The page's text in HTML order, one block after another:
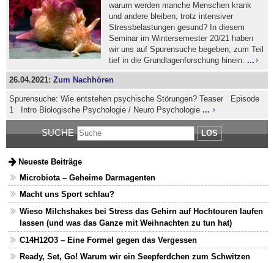
warum werden manche Menschen krank
und andere bleiben, trotz intensiver
Stressbelastungen gesund? In diesem
Seminar im Wintersemester 20/21 haben
wir uns auf Spurensuche begeben, zum Teil
tief in die Grundlagenforschung hinein. ...
26.04.2021:Zum Nachhören
Spurensuche: Wie entstehen psychische Störungen? Teaser Episode
1 Intro Biologische Psychologie / Neuro Psychologie...
SUCHE LOS
Neueste Beiträge
Microbiota – Geheime Darmagenten
Macht uns Sport schlau?
Wieso Milchshakes bei Stress das Gehirn auf Hochtouren laufen
lassen (und was das Ganze mit Weihnachten zu tun hat)
C14H12O3 – Eine Formel gegen das Vergessen
Ready, Set, Go! Warum wir ein Seepferdchen zum Schwitzen